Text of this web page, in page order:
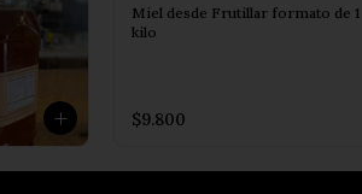
Miel desde Frutillar formato de 1
kilo
$9.800